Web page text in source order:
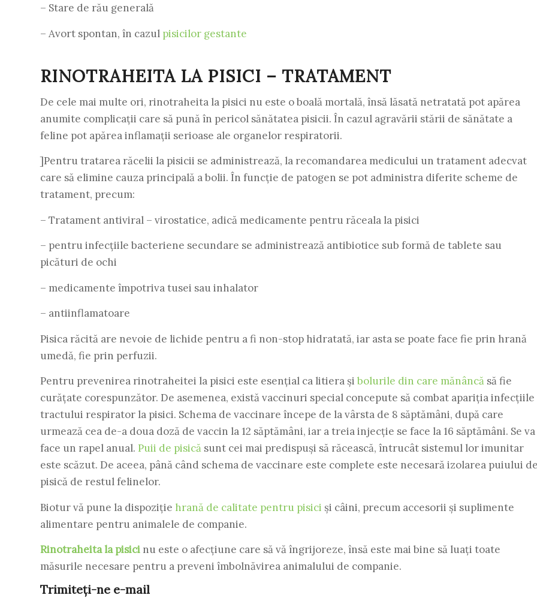
– Stare de rău generală
– Avort spontan, în cazul pisicilor gestante
RINOTRAHEITA LA PISICI – TRATAMENT
De cele mai multe ori, rinotraheita la pisici nu este o boală mortală, însă lăsată netratată pot apărea
anumite complicații care să pună în pericol sănătatea pisicii. În cazul agravării stării de sănătate a
feline pot apărea inflamații serioase ale organelor respiratorii.
]Pentru tratarea răcelii la pisicii se administrează, la recomandarea medicului un tratament adecvat
care să elimine cauza principală a bolii. În funcție de patogen se pot administra diferite scheme de
tratament, precum:
– Tratament antiviral – virostatice, adică medicamente pentru răceala la pisici
– pentru infecțiile bacteriene secundare se administrează antibiotice sub formă de tablete sau
picături de ochi
– medicamente împotriva tusei sau inhalator
– antiinflamatoare
Pisica răcită are nevoie de lichide pentru a fi non-stop hidratată, iar asta se poate face fie prin hrană
umedă, fie prin perfuzii.
Pentru prevenirea rinotraheitei la pisici este esențial ca litiera și bolurile din care mănâncă să fie
curățate corespunzător. De asemenea, există vaccinuri special concepute să combat apariția infecțiile
tractului respirator la pisici. Schema de vaccinare începe de la vârsta de 8 săptămâni, după care
urmează cea de-a doua doză de vaccin la 12 săptămâni, iar a treia injecție se face la 16 săptămâni. Se va
face un rapel anual. Puii de pisică sunt cei mai predispuși să răcească, întrucât sistemul lor imunitar
este scăzut. De aceea, până când schema de vaccinare este complete este necesară izolarea puiului
pisică de restul felinelor.
Biotur vă pune la dispoziție hrană de calitate pentru pisici și câini, precum accesorii și suplimente
alimentare pentru animalele de companie.
Rinotraheita la pisici nu este o afecțiune care să vă îngrijoreze, însă este mai bine să luați toate
măsurile necesare pentru a preveni îmbolnăvirea animalului de companie.
Trimiteți-ne e-mail